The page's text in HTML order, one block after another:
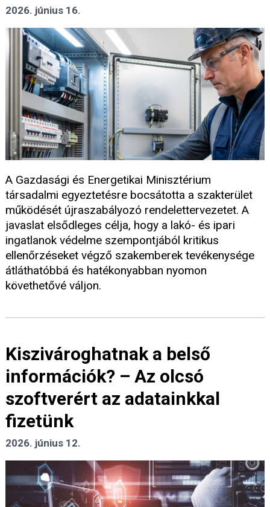
2026. június 16.
A Gazdasági és Energetikai Minisztérium
társadalmi egyeztetésre bocsátotta a szakterület
működését újraszabályozó rendelettervezetet. A
javaslat elsődleges célja, hogy a lakó- és ipari
ingatlanok védelme szempontjából kritikus
ellenőrzéseket végző szakemberek tevékenysége
átláthatóbbá és hatékonyabban nyomon
követhetővé váljon.
Kiszivároghatnak a belső
információk? – Az olcsó
szoftverért az adatainkkal
fizetünk
2026. június 12.